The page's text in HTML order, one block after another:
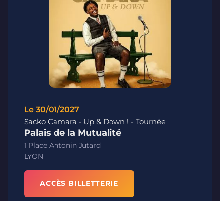
Le 30/01/2027
Sacko Camara - Up & Down ! - Tournée
Palais de la Mutualité
1 Place Antonin Jutard
LYON
ACCÈS BILLETTERIE